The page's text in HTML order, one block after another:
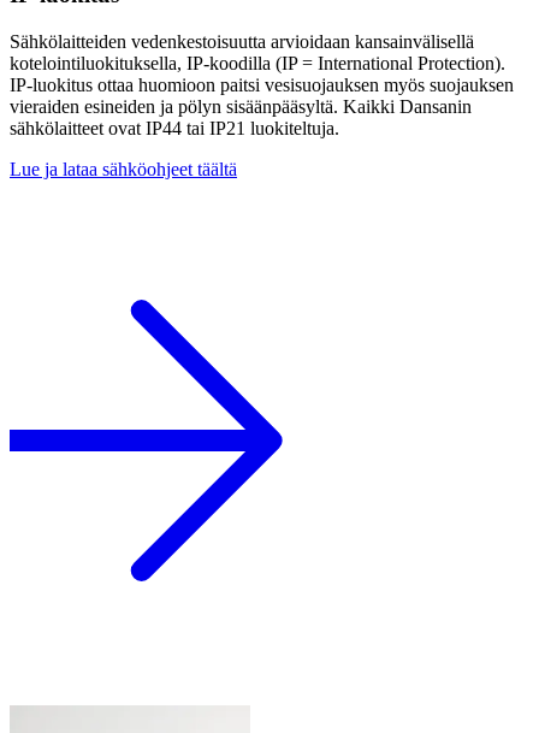
Sähkölaitteiden vedenkestoisuutta arvioidaan kansainvälisellä
kotelointiluokituksella, IP-koodilla (IP = International Protection).
IP-luokitus ottaa huomioon paitsi vesisuojauksen myös suojauksen
vieraiden esineiden ja pölyn sisäänpääsyltä. Kaikki Dansanin
sähkölaitteet ovat IP44 tai IP21 luokiteltuja.
Lue ja lataa sähköohjeet täältä